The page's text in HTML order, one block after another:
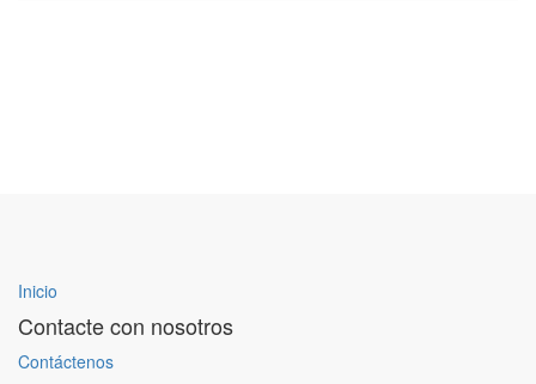
Inicio
Contacte con nosotros
Contáctenos